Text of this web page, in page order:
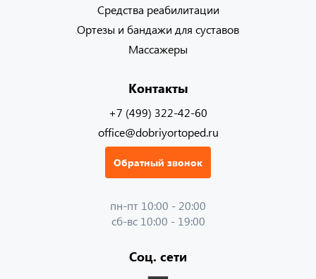
Средства реабилитации
Ортезы и бандажи для суставов
Массажеры
Контакты
+7 (499) 322-42-60
office@dobriyortoped.ru
Обратный звонок
пн-пт 10:00 - 20:00
сб-вс 10:00 - 19:00
Соц. сети